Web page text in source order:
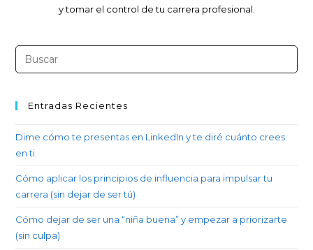
y tomar el control de tu carrera profesional.
Entradas Recientes
Dime cómo te presentas en LinkedIn y te diré cuánto crees
en ti.
Cómo aplicar los principios de influencia para impulsar tu
carrera (sin dejar de ser tú)
Cómo dejar de ser una “niña buena” y empezar a priorizarte
(sin culpa)